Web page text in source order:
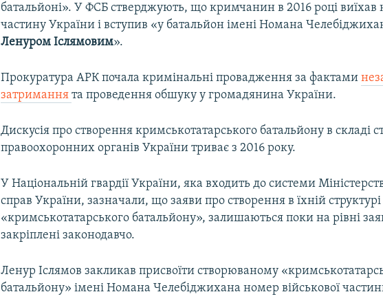
батальйоні». У ФСБ стверджують, що кримчанин в 2016 році виїхав
частину України і вступив «у батальйон імені Номана
Ленуром Іслямовим».
Прокуратура АРК почала кримінальні провадження за фактами
затриманнята проведення обшуку у громадянина України.
Дискусія про створення кримськотатарського батальйону в складі
правоохоронних органів України триває з 2016 року.
У Національній гвардії України, яка входить до системи
справ України, зазначали, що заяви про створення в їхній структурі
«кримськотатарського батальйону», залишаються поки на рівні
закріплені законодавчо.
Ленур Іслямов закликав присвоїти створюваному
батальйону» імені Номана Челебіджихана номер військової